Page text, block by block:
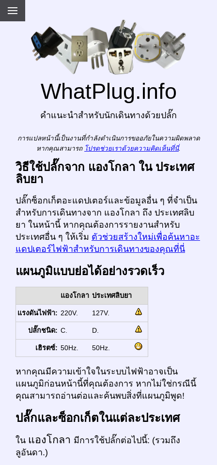
WhatPlug.info
คำแนะนำสำหรับนักเดินทางด้วยปลั๊ก
การแปลหน้านี้เป็นงานที่กำลังดำเนินการขออภัยในความผิดพลาด
หากคุณสามารถ โปรดช่วยเราด้วยความคิดเห็นที่นี่.
วิธีใช้ปลั๊กจาก แองโกลา ใน ประเทศ
ลิบยา
ปลั๊กซ็อกเก็ตอะแดปเตอร์และข้อมูลอื่น ๆ ที่จำเป็น
สำหรับการเดินทางจาก แองโกลา ถึง ประเทศลิบ
ยา ในหน้านี้ หากคุณต้องการรายงานสำหรับ
ประเทศอื่น ๆ ให้เริ่ม ตัวช่วยสร้างใหม่เพื่อค้นหาอะ
แดปเตอร์ไฟฟ้าสำหรับการเดินทางของคุณที่นี่
แผนภูมิแบบย่อได้อย่างรวดเร็ว
แองโกลา ประเทศลิบยา
แรงดันไฟฟ้า: 220V. 127V.
ปลั๊กชนิด: C. D.
เฮิรตซ์: 50Hz. 50Hz.
หากคุณมีความเข้าใจในระบบไฟฟ้าอาจเป็น
แผนภูมิก่อนหน้านี้ที่คุณต้องการ หากไม่ใช่กรณีนี้
คุณสามารถอ่านต่อและค้นพบสิ่งที่แผนภูมิพูด!
ปลั๊กและซ็อกเก็ตในแต่ละประเทศ
ใน แองโกลา มีการใช้ปลั๊กต่อไปนี้: (รวมถึง
ลูอันดา.)